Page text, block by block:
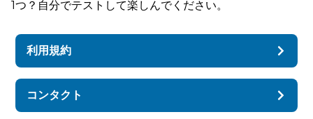
1つ？自分でテストして楽しんでください。
利用規約
コンタクト